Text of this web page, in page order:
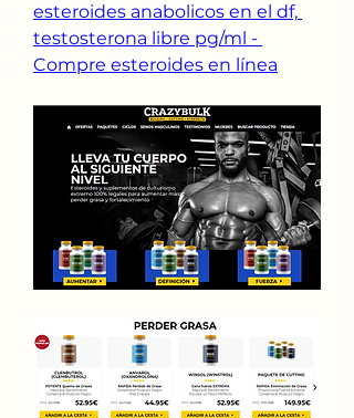
esteroides anabolicos en el df,
testosterona libre pg/ml -
Compre esteroides en línea